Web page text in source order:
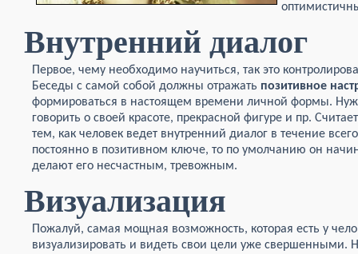
Внутренний диалог
Первое, чему необходимо научиться, так это
Беседы с самой собой должны отражать позитивное
формироваться в настоящем времени личной формы.
говорить о своей красоте, прекрасной фигуре и пр.
тем, как человек ведет внутренний диалог в течение
постоянно в позитивном ключе, то по умолчанию он
делают его несчастным, тревожным.
Визуализация
Пожалуй, самая мощная возможность, которая есть у
визуализировать и видеть свои цели уже свершенными.